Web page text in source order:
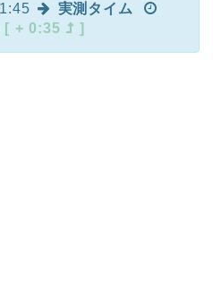
1:45
実測タイム
[ + 0:35 ]